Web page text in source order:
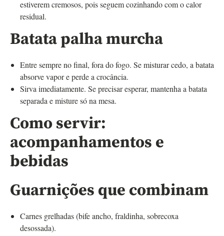
estiverem cremosos, pois seguem cozinhando com o calor
residual.
Batata palha murcha
Entre sempre no final, fora do fogo. Se misturar cedo, a batata
absorve vapor e perde a crocância.
Sirva imediatamente. Se precisar esperar, mantenha a batata
separada e misture só na mesa.
Como servir:
acompanhamentos e
bebidas
Guarnições que combinam
Carnes grelhadas (bife ancho, fraldinha, sobrecoxa
desossada).